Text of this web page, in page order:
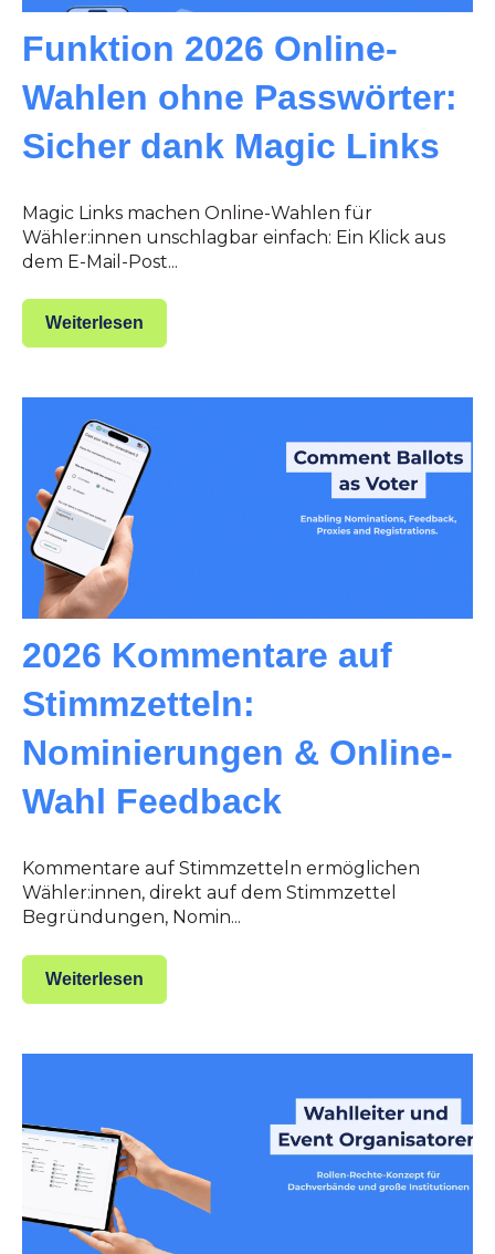
Funktion 2026 Online-
Wahlen ohne Passwörter:
Sicher dank Magic Links
Magic Links machen Online-Wahlen für
Wähler:innen unschlagbar einfach: Ein Klick aus
dem E-Mail-Post...
Weiterlesen
2026 Kommentare auf
Stimmzetteln:
Nominierungen & Online-
Wahl Feedback
Kommentare auf Stimmzetteln ermöglichen
Wähler:innen, direkt auf dem Stimmzettel
Begründungen, Nomin...
Weiterlesen